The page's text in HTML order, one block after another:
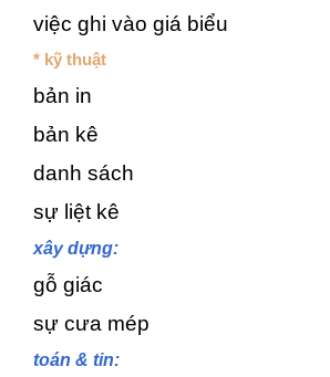
việc ghi vào giá biểu
* kỹ thuật
bản in
bản kê
danh sách
sự liệt kê
xây dựng:
gỗ giác
sự cưa mép
toán & tin: